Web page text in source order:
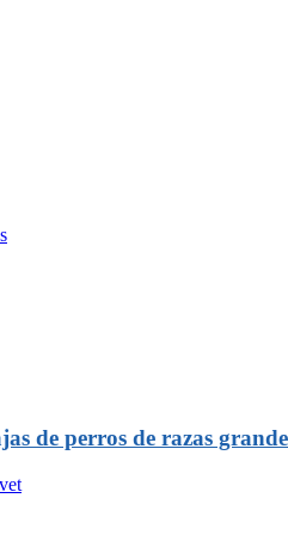
de perros de razas